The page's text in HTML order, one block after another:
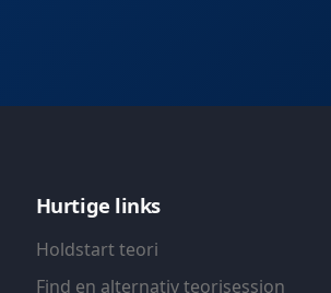
Hurtige links
Holdstart teori
Find en alternativ teorisession